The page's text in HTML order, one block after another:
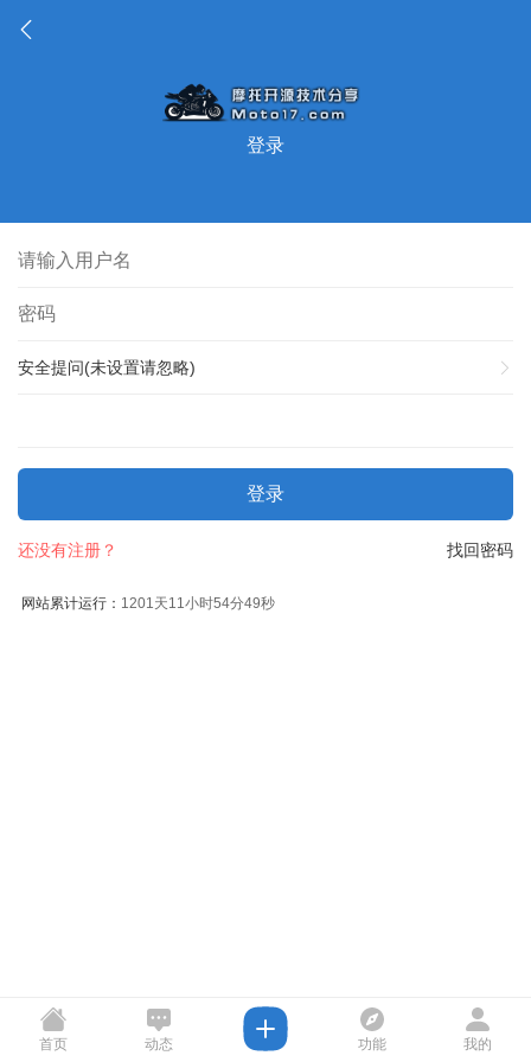
登录
安全提问(未设置请忽略)
登录
找回密码
还没有注册？
网站累计运行： 1201天11小时54分49秒
首页 动态 功能 我的